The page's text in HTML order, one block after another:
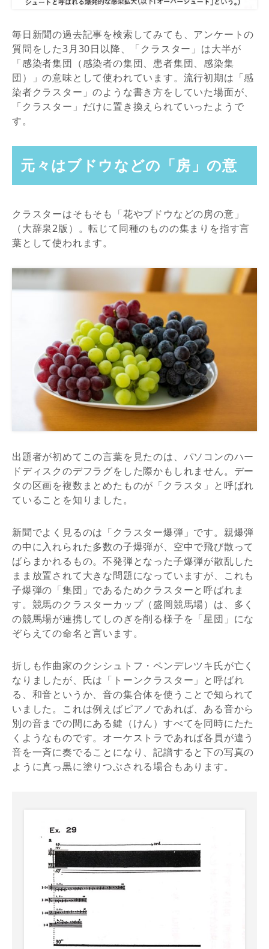
毎日新聞の過去記事を検索してみても、アンケートの
質問をした3月30日以降、「クラスター」は大半が
「感染者集団（感染者の集団、患者集団、感染集
団）」の意味として使われています。流行初期は「感
染者クラスター」のような書き方をしていた場面が、
「クラスター」だけに置き換えられていったようで
す。
元々はブドウなどの「房」の意
クラスターはそもそも「花やブドウなどの房の意」
（大辞泉2版）。転じて同種のものの集まりを指す言
葉として使われます。
出題者が初めてこの言葉を見たのは、パソコンのハー
ドディスクのデフラグをした際かもしれません。デー
タの区画を複数まとめたものが「クラスタ」と呼ばれ
ていることを知りました。
新聞でよく見るのは「クラスター爆弾」です。親爆弾
の中に入れられた多数の子爆弾が、空中で飛び散って
ばらまかれるもの。不発弾となった子爆弾が散乱した
まま放置されて大きな問題になっていますが、これも
子爆弾の「集団」であるためクラスターと呼ばれま
す。競馬のクラスターカップ（盛岡競馬場）は、多く
の競馬場が連携してしのぎを削る様子を「星団」にな
ぞらえての命名と言います。
折しも作曲家のクシシュトフ・ペンデレツキ氏が亡く
なりましたが、氏は「トーンクラスター」と呼ばれ
る、和音というか、音の集合体を使うことで知られて
いました。これは例えばピアノであれば、ある音から
別の音までの間にある鍵（けん）すべてを同時にたた
くようなものです。オーケストラであれば各員が違う
音を一斉に奏でることになり、記譜すると下の写真の
ように真っ黒に塗りつぶされる場合もあります。